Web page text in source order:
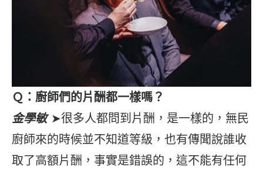
Ｑ：廚師們的片酬都一樣嗎？
金學敏➤很多人都問到片酬，是一樣的，無民
廚師來的時候並不知道等級，也有傳聞說誰收
取了高額片酬，事實是錯誤的，這不能有任何